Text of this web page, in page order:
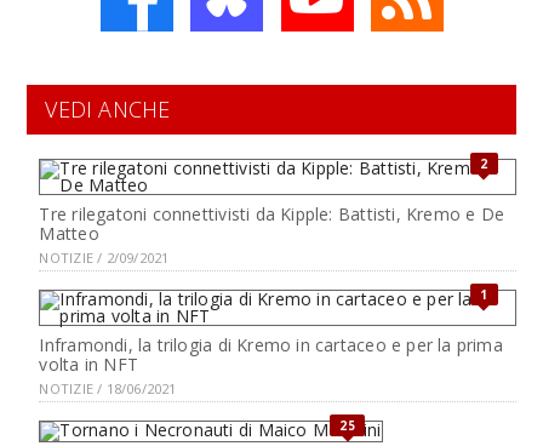
VEDI ANCHE
2
Tre rilegatoni connettivisti da Kipple: Battisti, Kremo e De
Matteo
NOTIZIE / 2/09/2021
1
Inframondi, la trilogia di Kremo in cartaceo e per la prima
volta in NFT
NOTIZIE / 18/06/2021
25